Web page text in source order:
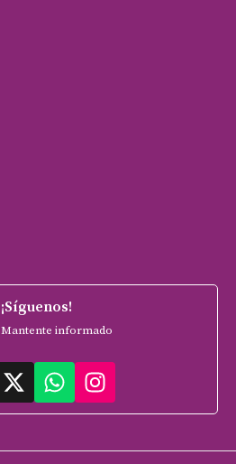
¡Síguenos!
Mantente informado